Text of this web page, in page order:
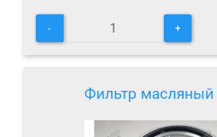
- +
Фильтр масляный